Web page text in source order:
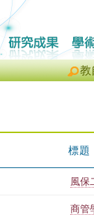
教
標題
風保
商管